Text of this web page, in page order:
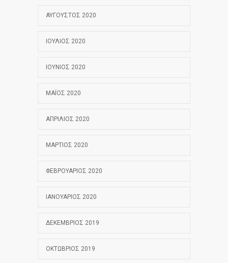
ΑΎΓΟΥΣΤΟΣ 2020
ΙΟΎΛΙΟΣ 2020
ΙΟΎΝΙΟΣ 2020
ΜΆΙΟΣ 2020
ΑΠΡΊΛΙΟΣ 2020
ΜΆΡΤΙΟΣ 2020
ΦΕΒΡΟΥΆΡΙΟΣ 2020
ΙΑΝΟΥΆΡΙΟΣ 2020
ΔΕΚΈΜΒΡΙΟΣ 2019
ΟΚΤΏΒΡΙΟΣ 2019